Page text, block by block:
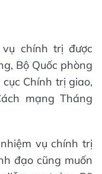
chính trị được
Bộ Quốc phòng
Chính trị giao,
mạng Tháng
vụ chính trị
đạo cũng muốn